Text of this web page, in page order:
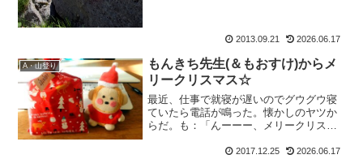
2013.09.21 2026.06.17
A・山登り
もんきち先生(＆もおすけ)からメ
リークリスマス☆
最近、仕事で就寝が遅いのでグウグウ寝
ていたら電話が鳴った。懐かしのヤツか
らだ。も：「んーーー、メリークリスマ
て思いっきり寝起きの声じゃないです
2017.12.25 2026.06.17